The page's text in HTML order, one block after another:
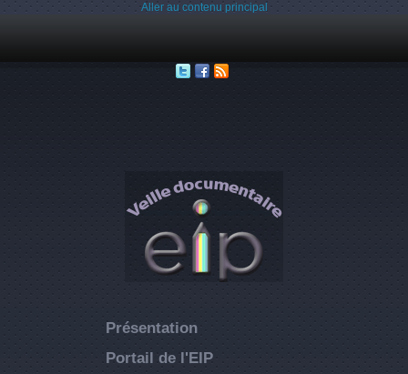
Aller au contenu principal
Présentation
Portail de l'EIP